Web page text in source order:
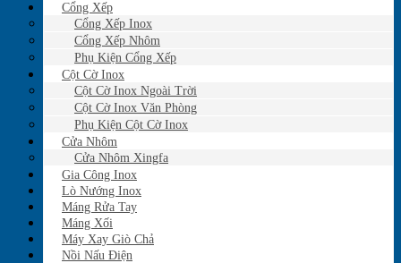
Cổng Xếp
Cổng Xếp Inox
Cổng Xếp Nhôm
Phụ Kiện Cổng Xếp
Cột Cờ Inox
Cột Cờ Inox Ngoài Trời
Cột Cờ Inox Văn Phòng
Phụ Kiện Cột Cờ Inox
Cửa Nhôm
Cửa Nhôm Xingfa
Gia Công Inox
Lò Nướng Inox
Máng Rửa Tay
Máng Xối
Máy Xay Giò Chả
Nồi Nấu Điện